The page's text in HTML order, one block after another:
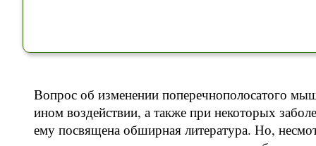
Вопрос об изменении поперечнополосатого
ином воздействии, а также при некоторых
ему посвящена обширная литература. Но,